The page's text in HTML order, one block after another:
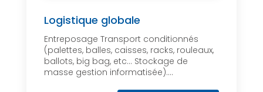
Logistique globale
Entreposage Transport conditionnés
(palettes, balles, caisses, racks, rouleaux,
ballots, big bag, etc… Stockage de
masse gestion informatisée)....